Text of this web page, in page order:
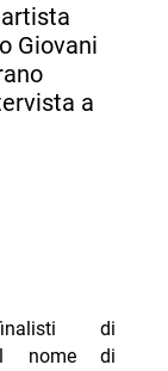
Giovani
a
di
nome di